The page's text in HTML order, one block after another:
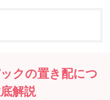
クの置き配につ
解説